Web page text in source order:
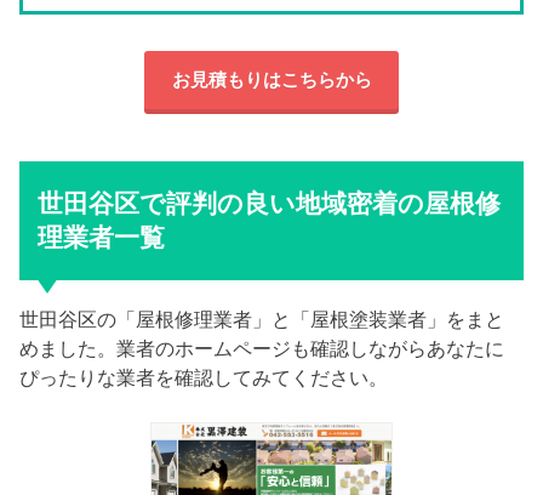
お見積もりはこちらから
世田谷区で評判の良い地域密着の屋根修
理業者一覧
世田谷区の「屋根修理業者」と「屋根塗装業者」をまと
めました。業者のホームページも確認しながらあなたに
ぴったりな業者を確認してみてください。